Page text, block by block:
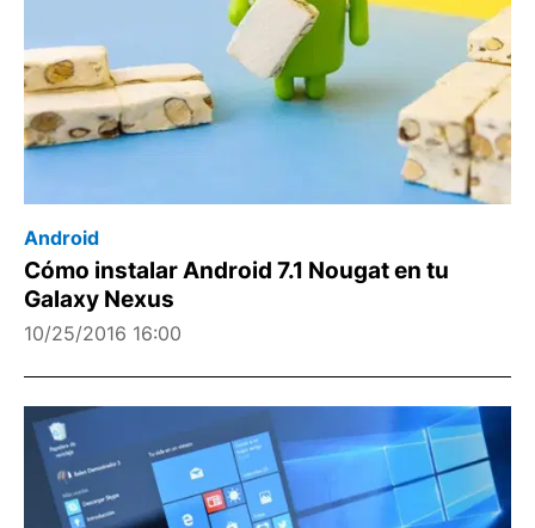
Android
Cómo instalar Android 7.1 Nougat en tu
Galaxy Nexus
10/25/2016 16:00